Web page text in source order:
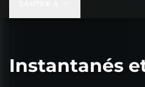
Instantanés